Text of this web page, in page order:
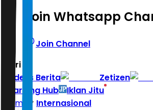
Join Whatsapp
Join Channel
Hari ini
Indeks Berita
Zetizen
Learning Hub
Iklan Jitu
Home
Internasional